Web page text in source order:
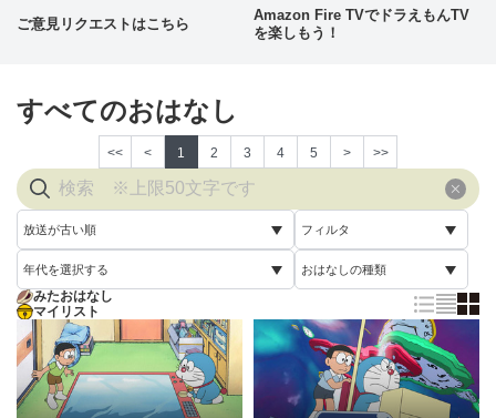
ご意見リクエストはこちら
Amazon Fire TVでドラえもんTV
を楽しもう！
すべてのおはなし
<< < 1 2 3 4 5 > >>
放送が古い順
放送が古い順
放送が新しい順
配信が古い順
配信が新しい順
フィルタ
すべて
未視聴
年代を選択する
すべて
2005年
2006年
おはなしの種類
通常回
誕生日スペシャル
みたおはなし
マイリスト